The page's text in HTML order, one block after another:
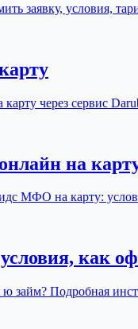
заявку, условия,
через сервис
на
МФО на карту:
как
займ? Подробная